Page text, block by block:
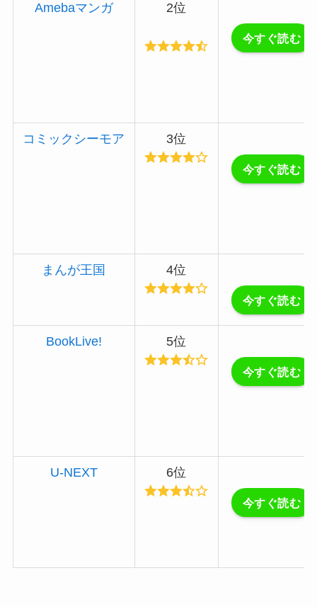
Amebaマンガ 2位
今すぐ読む
コミックシーモア 3位
今すぐ読む
まんが王国 4位
今すぐ読む
BookLive! 5位
今すぐ読む
U-NEXT 6位
今すぐ読む